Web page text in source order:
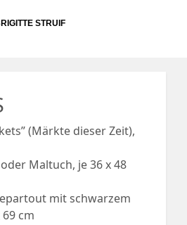
STRUIF
(Märkte dieser Zeit),
Maltuch, je 36 x 48
mit schwarzem
cm